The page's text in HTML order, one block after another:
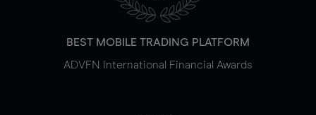
BEST MOBILE TRADING PLATFORM
ADVFN International Financial Awards